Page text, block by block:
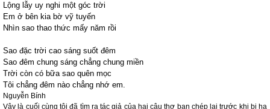
Lộng lẫy uy nghi một góc trời
Em ở bên kia bờ vỹ tuyến
Nhìn sao thao thức mấy năm rồi
Sao đặc trời cao sáng suốt đêm
Sao đêm chung sáng chẳng chung miền
Trời còn có bữa sao quên mọc
Tôi chẳng đêm nào chẳng nhớ em.
Nguyễn Bính
Vậy là cuối cùng tôi đã tìm ra tác giả của hai câu thơ bạn chép lại trước khi bị hạ